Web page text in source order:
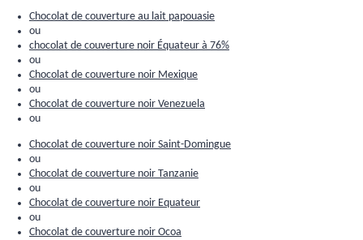
Chocolat de couverture au lait papouasie
ou
chocolat de couverture noir Équateur à 76%
ou
Chocolat de couverture noir Mexique
ou
Chocolat de couverture noir Venezuela
ou
Chocolat de couverture noir Saint-Domingue
ou
Chocolat de couverture noir Tanzanie
ou
Chocolat de couverture noir Equateur
ou
Chocolat de couverture noir Ocoa